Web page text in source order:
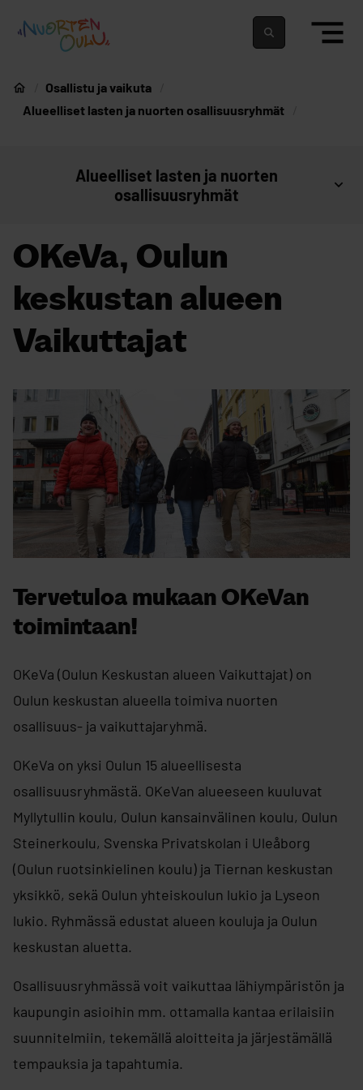
Nuortenoulu.fi etusivu
Nuorten Oulu
Osallistu ja vaikuta
Alueelliset lasten ja nuorten osallisuusryhmät
Avaa sivujen valikko
Alueelliset lasten ja nuorten
osallisuusryhmät
OKeVa, Oulun
keskustan alueen
Vaikuttajat
Tervetuloa mukaan OKeVan
toimintaan!
OKeVa (Oulun Keskustan alueen Vaikuttajat) on
Oulun keskustan alueella toimiva nuorten
osallisuus- ja vaikuttajaryhmä.
OKeVa on yksi Oulun 15 alueellisesta
osallisuusryhmästä. OKeVan alueeseen kuuluvat
Myllytullin koulu, Oulun kansainvälinen koulu, Oulun
Steinerkoulu, Svenska Privatskolan i Uleåborg
(Oulun ruotsinkielinen koulu) ja Tiernan keskustan
yksikkö, sekä Oulun yhteiskoulun lukio ja Lyseon
lukio. Ryhmässä edustat alueen kouluja ja Oulun
keskustan aluetta.
Osallisuusryhmässä voit vaikuttaa lähiympäristön ja
kaupungin asioihin mm. ottamalla kantaa erilaisiin
suunnitelmiin, tekemällä aloitteita ja järjestämällä
tempauksia ja tapahtumia.